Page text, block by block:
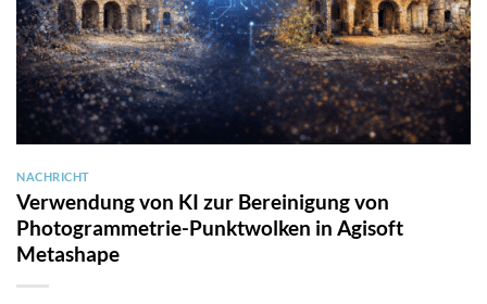
NACHRICHT
Verwendung von KI zur Bereinigung von
Photogrammetrie-Punktwolken in Agisoft
Metashape